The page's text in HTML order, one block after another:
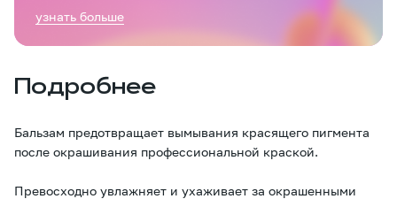
Подробнее
Бальзам предотвращает вымывания красящего пигмента
после окрашивания профессиональной краской.
Превосходно увлажняет и ухаживает за окрашенными
узнать больше